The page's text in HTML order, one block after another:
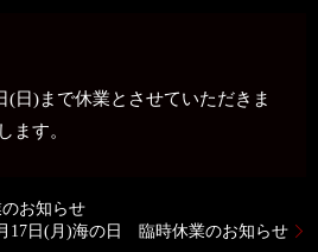
(日)まで休業とさせていただきま
ます。
お知らせ
17日(月)海の日 臨時休業のお知らせ